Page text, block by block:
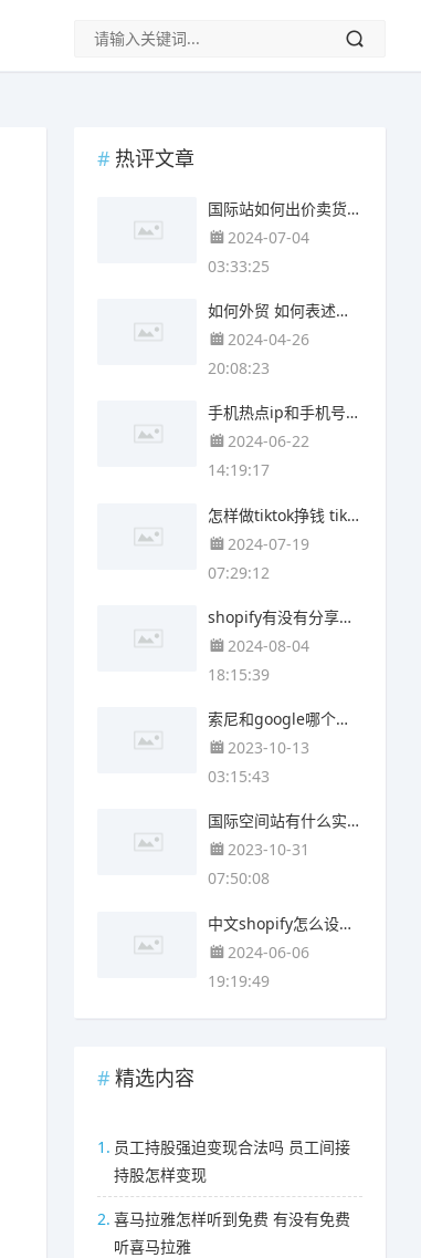
热评文章
国际站如何出价卖货 国际站如何出价
2024-07-04
03:33:25
如何外贸 如何表述外贸
2024-04-26
20:08:23
手机热点ip和手机号有关吗 手机ip和手机号什么关系
2024-06-22
14:19:17
怎样做tiktok挣钱 tiktok外贸挣钱吗
2024-07-19
07:29:12
shopify有没有分享好友提成功能 shopify提成怎么算
2024-08-04
18:15:39
索尼和google哪个好 联想google哪个好
2023-10-13
03:15:43
国际空间站有什么实验 国际空间站做了哪些实验
2023-10-31
07:50:08
中文shopify怎么设置 shopify手机怎么设置中文
2024-06-06
19:19:49
精选内容
1. 员工持股强迫变现合法吗 员工间接
持股怎样变现
2. 喜马拉雅怎样听到免费 有没有免费
听喜马拉雅